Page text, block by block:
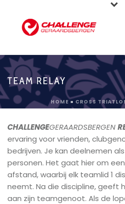
TEAM RELAY
HOME » CROSS
CHALLENGEGERAARDSBERGEN
ervaring voor vrienden,
bedrijven. Je kan deelnemen
personen. Het gaat hier om
afstand, waarbij elk teamlid 1
neemt. Na die discipline, geeft
aan zijn teamgenoot. Als de